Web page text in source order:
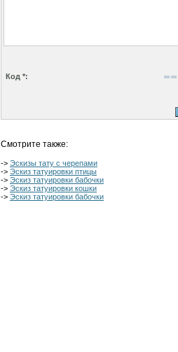
Код *:
Смотрите также:
-> Эскизы тату с черепами
-> Эскиз татуировки птицы
-> Эскиз татуировки бабочки
-> Эскиз татуировки кошки
-> Эскиз татуировки бабочки